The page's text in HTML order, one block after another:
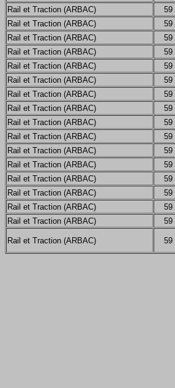
Rail et Traction (ARBAC)
59
Rail et Traction (ARBAC)
59
Rail et Traction (ARBAC)
59
Rail et Traction (ARBAC)
59
Rail et Traction (ARBAC)
59
Rail et Traction (ARBAC)
59
Rail et Traction (ARBAC)
59
Rail et Traction (ARBAC)
59
Rail et Traction (ARBAC)
59
Rail et Traction (ARBAC)
59
Rail et Traction (ARBAC)
59
Rail et Traction (ARBAC)
59
Rail et Traction (ARBAC)
59
Rail et Traction (ARBAC)
59
Rail et Traction (ARBAC)
59
Rail et Traction (ARBAC)
59
Rail et Traction (ARBAC) 59